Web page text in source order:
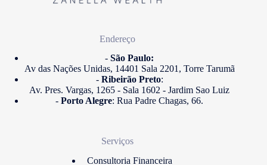
Endereço
- São Paulo:
Av das Nações Unidas, 14401 Sala 2201, Torre Tarumã
-Ribeirão Preto:
Av. Pres. Vargas, 1265 - Sala 1602 - Jardim Sao Luiz
-Porto Alegre: Rua Padre Chagas, 66.
Serviços
Consultoria Financeira